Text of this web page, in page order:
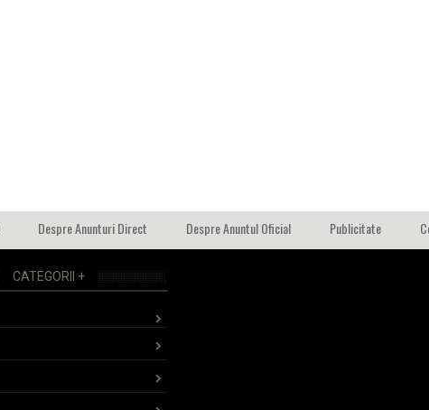
Despre Anunturi Direct Despre Anuntul Oficial Publicitate
CATEGORII +